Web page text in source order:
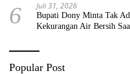
6 Juli 31, 2026
Bupati Dony Minta Tak
Kekurangan Air Bersih
Popular Post